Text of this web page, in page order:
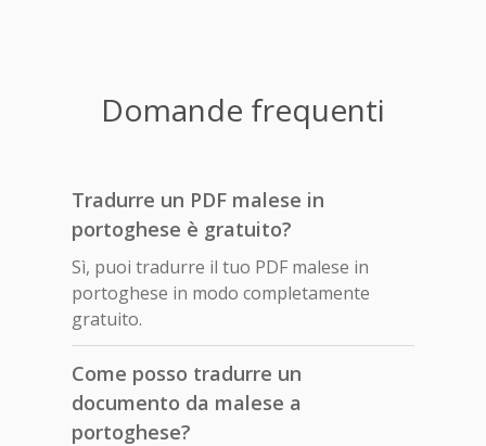
Domande frequenti
Tradurre un PDF malese in
portoghese è gratuito?
Sì, puoi tradurre il tuo PDF malese in
portoghese in modo completamente
gratuito.
Come posso tradurre un
documento da malese a
portoghese?